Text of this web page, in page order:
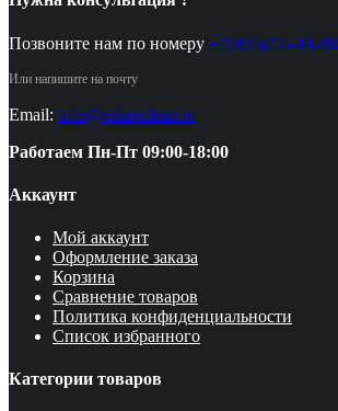
Позвоните нам по номеру +7(495)255-44-88
Или напишите на почту
Email: info@primeclean.ru
Работаем Пн-Пт 09:00-18:00
Аккаунт
Мой аккаунт
Оформление заказа
Корзина
Сравнение товаров
Политика конфиденциальности
Список избранного
Категории товаров